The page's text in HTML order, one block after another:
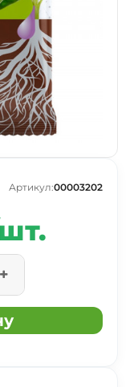
Артикул:00003202